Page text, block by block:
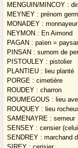
MENGUIN/MINCOY :
MEYNEY : prénom
MONADEY : monnayeur
NEYMON : En Aimond
PAGAN : païen =
PINSAN : surnom de
PISTOULEY : pistolier
PLANTIEU : lieu planté
PORGE : cimetière
ROUDEY : charron
ROUMEGOUS : lieu
ROUQUEY : lieu
SAMENAYRE : semeur
SENSEY : censier
SENDREY : marchand